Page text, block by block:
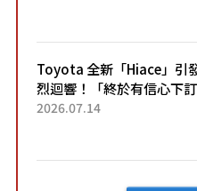
「三...
Toyota 全新「Hiace」引
烈迴響！「終於有信心下訂
了！」「哪個等級交車最
車？...
2026.07.14